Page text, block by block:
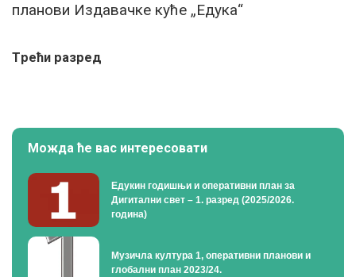
планови Издавачке куће „Едука“
Tрећи разред
Можда ће вас интересовати
Едукин годишњи и оперативни план за
Дигитални свет – 1. разред (2025/2026.
година)
Музичла култура 1, оперативни планови и
глобални план 2023/24.